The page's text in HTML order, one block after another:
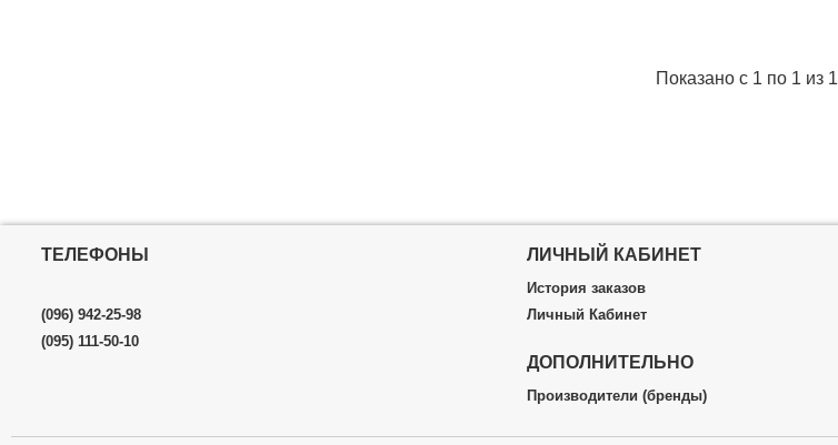
Показано с 1 по 1 из 1
ТЕЛЕФОНЫ
(096) 942-25-98
(095) 111-50-10
ЛИЧНЫЙ КАБИНЕТ
История заказов
Личный Кабинет
ДОПОЛНИТЕЛЬНО
Производители (бренды)